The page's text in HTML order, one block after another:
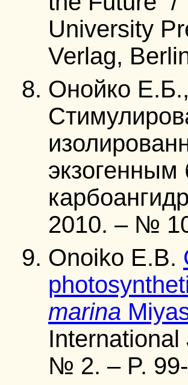
University
Verlag,
Онойко
экзогенным
2010. – №
Onoiko E.B.
marina
№ 2. – P.